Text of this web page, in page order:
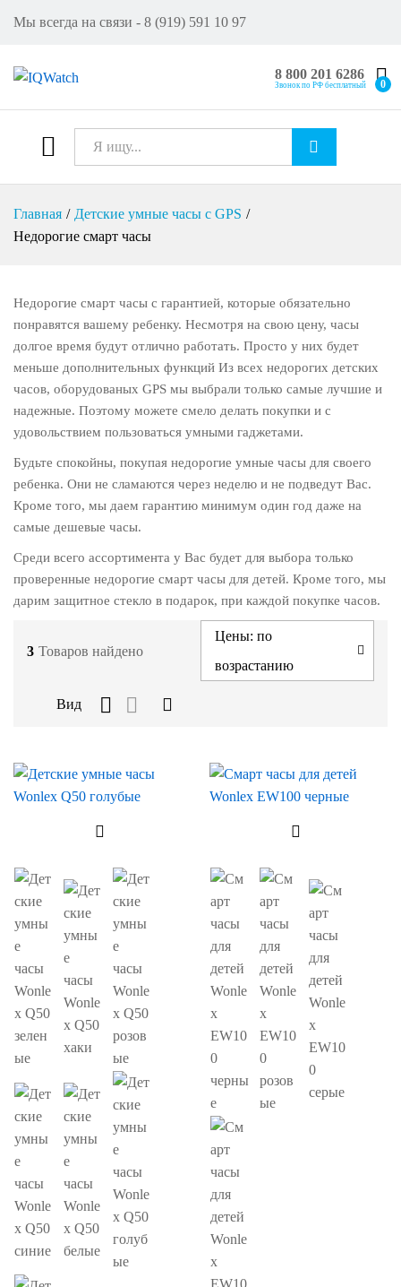
Мы всегда на связи - 8 (919) 591 10 97
8 800 201 6286
Звонок по РФ бесплатный 0
Все
Искат
Главная / Детские умные часы с GPS /
Недорогие смарт часы
Недорогие смарт часы с гарантией, которые обязательно
понравятся вашему ребенку. Несмотря на свою цену, часы
долгое время будут отлично работать. Просто у них будет
меньше дополнительных функций Из всех недорогих детских
часов, оборудованых GPS мы выбрали только самые лучшие и
надежные. Поэтому можете смело делать покупки и с
удовольствием пользоваться умными гаджетами.
Будьте спокойны, покупая недорогие умные часы для своего
ребенка. Они не сламаются через неделю и не подведут Вас.
Кроме того, мы даем гарантию минимум один год даже на
самые дешевые часы.
Среди всего ассортимента у Вас будет для выбора только
проверенные недорогие смарт часы для детей. Кроме того, мы
дарим защитное стекло в подарок, при каждой покупке часов.
3 Товаров найдено
Вид
Цены: по
возрастанию